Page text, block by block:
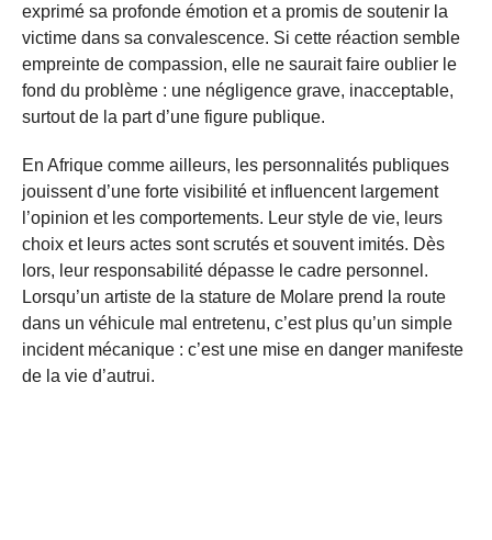
exprimé sa profonde émotion et a promis de soutenir la
victime dans sa convalescence. Si cette réaction semble
empreinte de compassion, elle ne saurait faire oublier le
fond du problème : une négligence grave, inacceptable,
surtout de la part d’une figure publique.
En Afrique comme ailleurs, les personnalités publiques
jouissent d’une forte visibilité et influencent largement
l’opinion et les comportements. Leur style de vie, leurs
choix et leurs actes sont scrutés et souvent imités. Dès
lors, leur responsabilité dépasse le cadre personnel.
Lorsqu’un artiste de la stature de Molare prend la route
dans un véhicule mal entretenu, c’est plus qu’un simple
incident mécanique : c’est une mise en danger manifeste
de la vie d’autrui.